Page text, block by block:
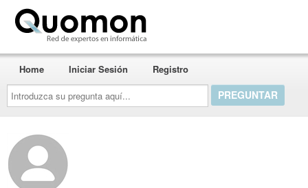
Introduzca
su
pregunta
aquí...
Home Iniciar Sesión Registro